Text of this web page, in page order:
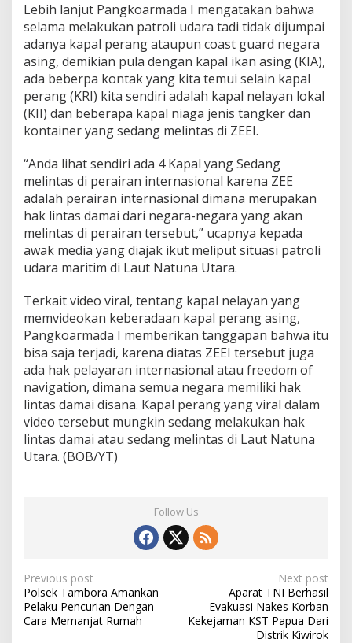
Lebih lanjut Pangkoarmada I mengatakan bahwa
selama melakukan patroli udara tadi tidak dijumpai
adanya kapal perang ataupun coast guard negara
asing, demikian pula dengan kapal ikan asing (KIA),
ada beberpa kontak yang kita temui selain kapal
perang (KRI) kita sendiri adalah kapal nelayan lokal
(KII) dan beberapa kapal niaga jenis tangker dan
kontainer yang sedang melintas di ZEEI.
“Anda lihat sendiri ada 4 Kapal yang Sedang
melintas di perairan internasional karena ZEE
adalah perairan internasional dimana merupakan
hak lintas damai dari negara-negara yang akan
melintas di perairan tersebut,” ucapnya kepada
awak media yang diajak ikut meliput situasi patroli
udara maritim di Laut Natuna Utara.
Terkait video viral, tentang kapal nelayan yang
memvideokan keberadaan kapal perang asing,
Pangkoarmada I memberikan tanggapan bahwa itu
bisa saja terjadi, karena diatas ZEEI tersebut juga
ada hak pelayaran internasional atau freedom of
navigation, dimana semua negara memiliki hak
lintas damai disana. Kapal perang yang viral dalam
video tersebut mungkin sedang melakukan hak
lintas damai atau sedang melintas di Laut Natuna
Utara. (BOB/YT)
Follow Us
Post
navigation
Previous post
Polsek Tambora Amankan
Pelaku Pencurian Dengan
Cara Memanjat Rumah
Next post
Aparat TNI Berhasil
Evakuasi Nakes Korban
Kekejaman KST Papua Dari
Distrik Kiwirok